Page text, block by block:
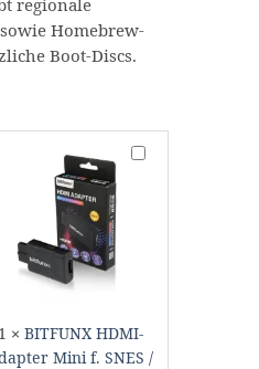
regionale
Homebrew-
Boot-Discs.
BITFUNX
und
Gamecube
1 × BITFUNX HDMI-
Mini f. SNES /